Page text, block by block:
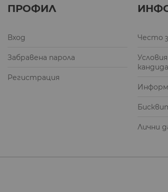
ПРОФИЛ
Вход
Забравена парола
Регистрация
Често
Лични